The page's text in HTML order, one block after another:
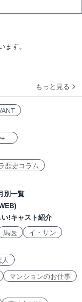
ます。
もっと見る
歴史コラム
別一覧
!キャスト紹介
馬医
イ・サン
マンションのお仕事